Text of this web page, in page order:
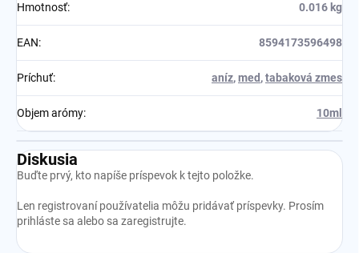
Hmotnosť: 0.016 kg
EAN: 8594173596498
Príchuť: aníz,med,tabaková zmes
Objem arómy: 10ml
Diskusia
Buďte prvý, kto napíše príspevok k tejto položke.
Len registrovaní používatelia môžu pridávať príspevky. Prosím
prihláste sa alebo sa zaregistrujte.